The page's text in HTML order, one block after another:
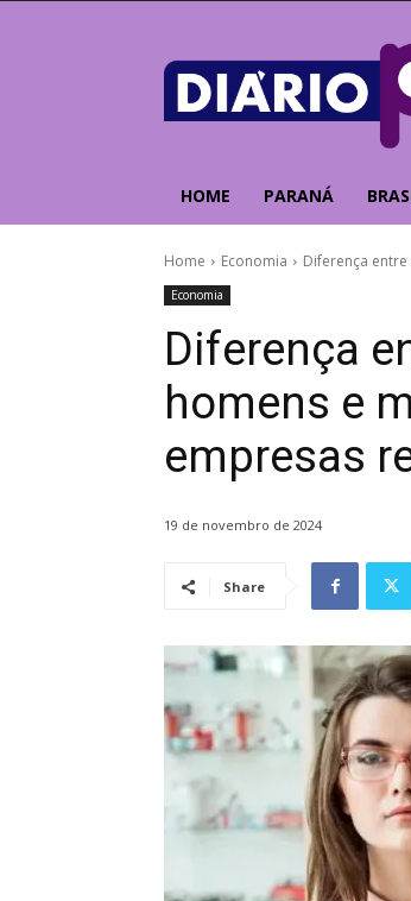
HOME PARANÁ
Home Economia Diferença
Economia
Diferença
homens e
empresas
19 de novembro de 2024
Share